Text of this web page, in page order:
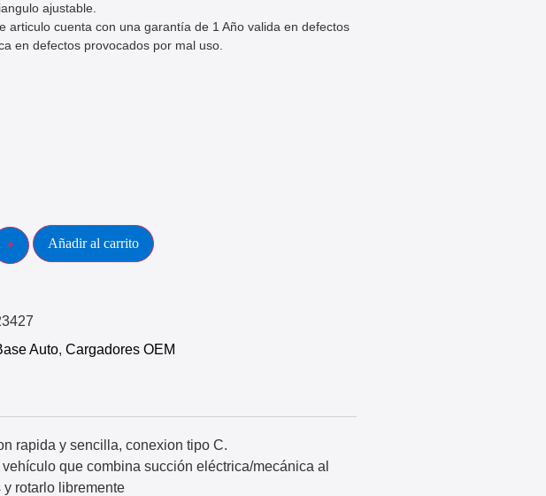
ajustable.
articulo cuenta con una garantía de 1 Año valida en defectos
en defectos provocados por mal uso.
Añadir al carrito
Auto, Cargadores OEM
rapida y sencilla, conexion tipo C.
que combina succión eléctrica/mecánica al
rotarlo libremente